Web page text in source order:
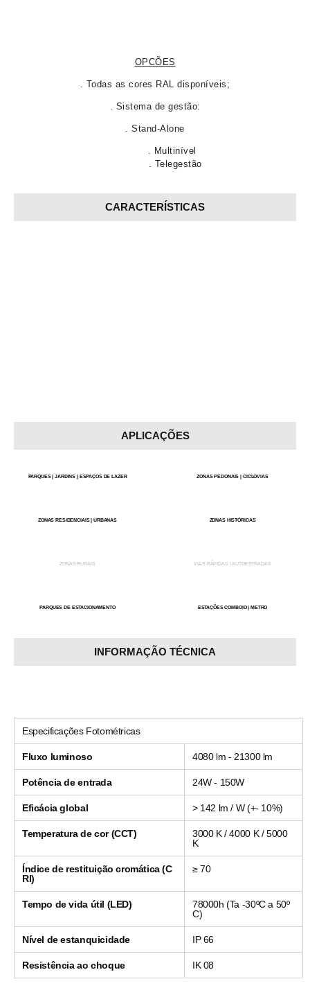
OPCÕES
. Todas as cores RAL disponíveis;
. Sistema de gestão:
. Stand-Alone
. Multinível
. Telegestão
CARACTERÍSTICAS
APLICAÇÕES
PARQUES | JARDINS | ESPAÇOS DE LAZER ZONAS PEDONAIS | CICLOVIAS
ZONAS RESIDENCIAIS | URBANAS ZONAS HISTÓRICAS
ZONAS RURAIS VIAS RÁPIDAS | AUTOESTRADAS
PARQUES DE ESTACIONAMENTO ESTAÇÕES COMBOIO | METRO
INFORMAÇÃO TÉCNICA
Especificações Fotométricas
Fluxo luminoso 4080 lm - 21300 lm
Potência de entrada 24W - 150W
Eficácia global > 142 lm / W (+- 10%)
Temperatura de cor (CCT)
3000 K / 4000 K / 5000
K
Índice de restituição cromática (C
RI)
≥ 70
Tempo de vida útil (LED)
78000h (Ta -30ºC a 50º
C)
Nível de estanquicidade IP 66
Resistência ao choque IK 08